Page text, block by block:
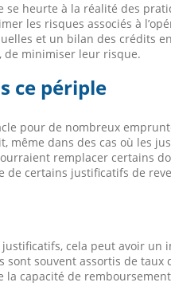
heurte à la réalité des
les risques associés à
et un bilan des crédits
de minimiser leur risque.
ce périple
pour de nombreux
même dans des cas où les
remplacer certains
de certains justificatifs de
cela peut avoir
souvent assortis de taux
capacité de